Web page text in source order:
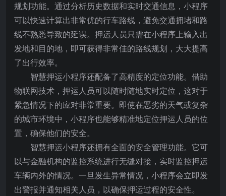
规划功能。通过分析历史数据和实时交通信息，小程序
可以快速计算出非常优的行车路线，避免交通拥堵和路
线不熟悉导致的延误。押运人员只需在小程序上输入出
发地和目的地，即可获得非常佳的路线规划，大大提高
了出行效率。
智慧押运小程序还配备了高精度的定位功能。借助
物联网技术，押运人员可以随时随地实时定位，这对于
紧急情况下的应对非常重要。即使在恶劣的天气或复杂
的城市环境中，小程序也能够精准地定位押运人员的位
置，确保他们的安全。
智慧押运小程序还拥有全面的安全管理功能。它可
以与金融机构的监控系统进行无缝对接，实时监控押运
车辆内外的情况。一旦发生异常情况，小程序会立即发
出警报并通知相关人员，以确保押运过程的安全性。